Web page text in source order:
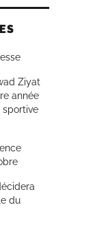
Ziyat
année
sportive
du